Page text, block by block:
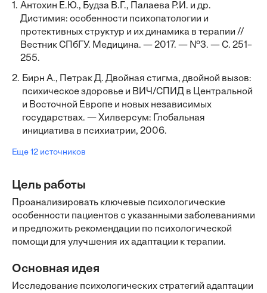
1. Антохин Е.Ю., Будза В.Г., Палаева Р.И. и др.
Дистимия: особенности психопатологии и
протективных структур и их динамика в терапии //
Вестник СПбГУ. Медицина. — 2017. — №3. — С. 251–
255.
2. Бирн А., Петрак Д. Двойная стигма, двойной вызов:
психическое здоровье и ВИЧ/СПИД в Центральной
и Восточной Европе и новых независимых
государствах. — Хилверсум: Глобальная
инициатива в психиатрии, 2006.
Еще 12 источников
Цель работы
Проанализировать ключевые психологические
особенности пациентов с указанными заболеваниями
и предложить рекомендации по психологической
помощи для улучшения их адаптации к терапии.
Основная идея
Исследование психологических стратегий адаптации